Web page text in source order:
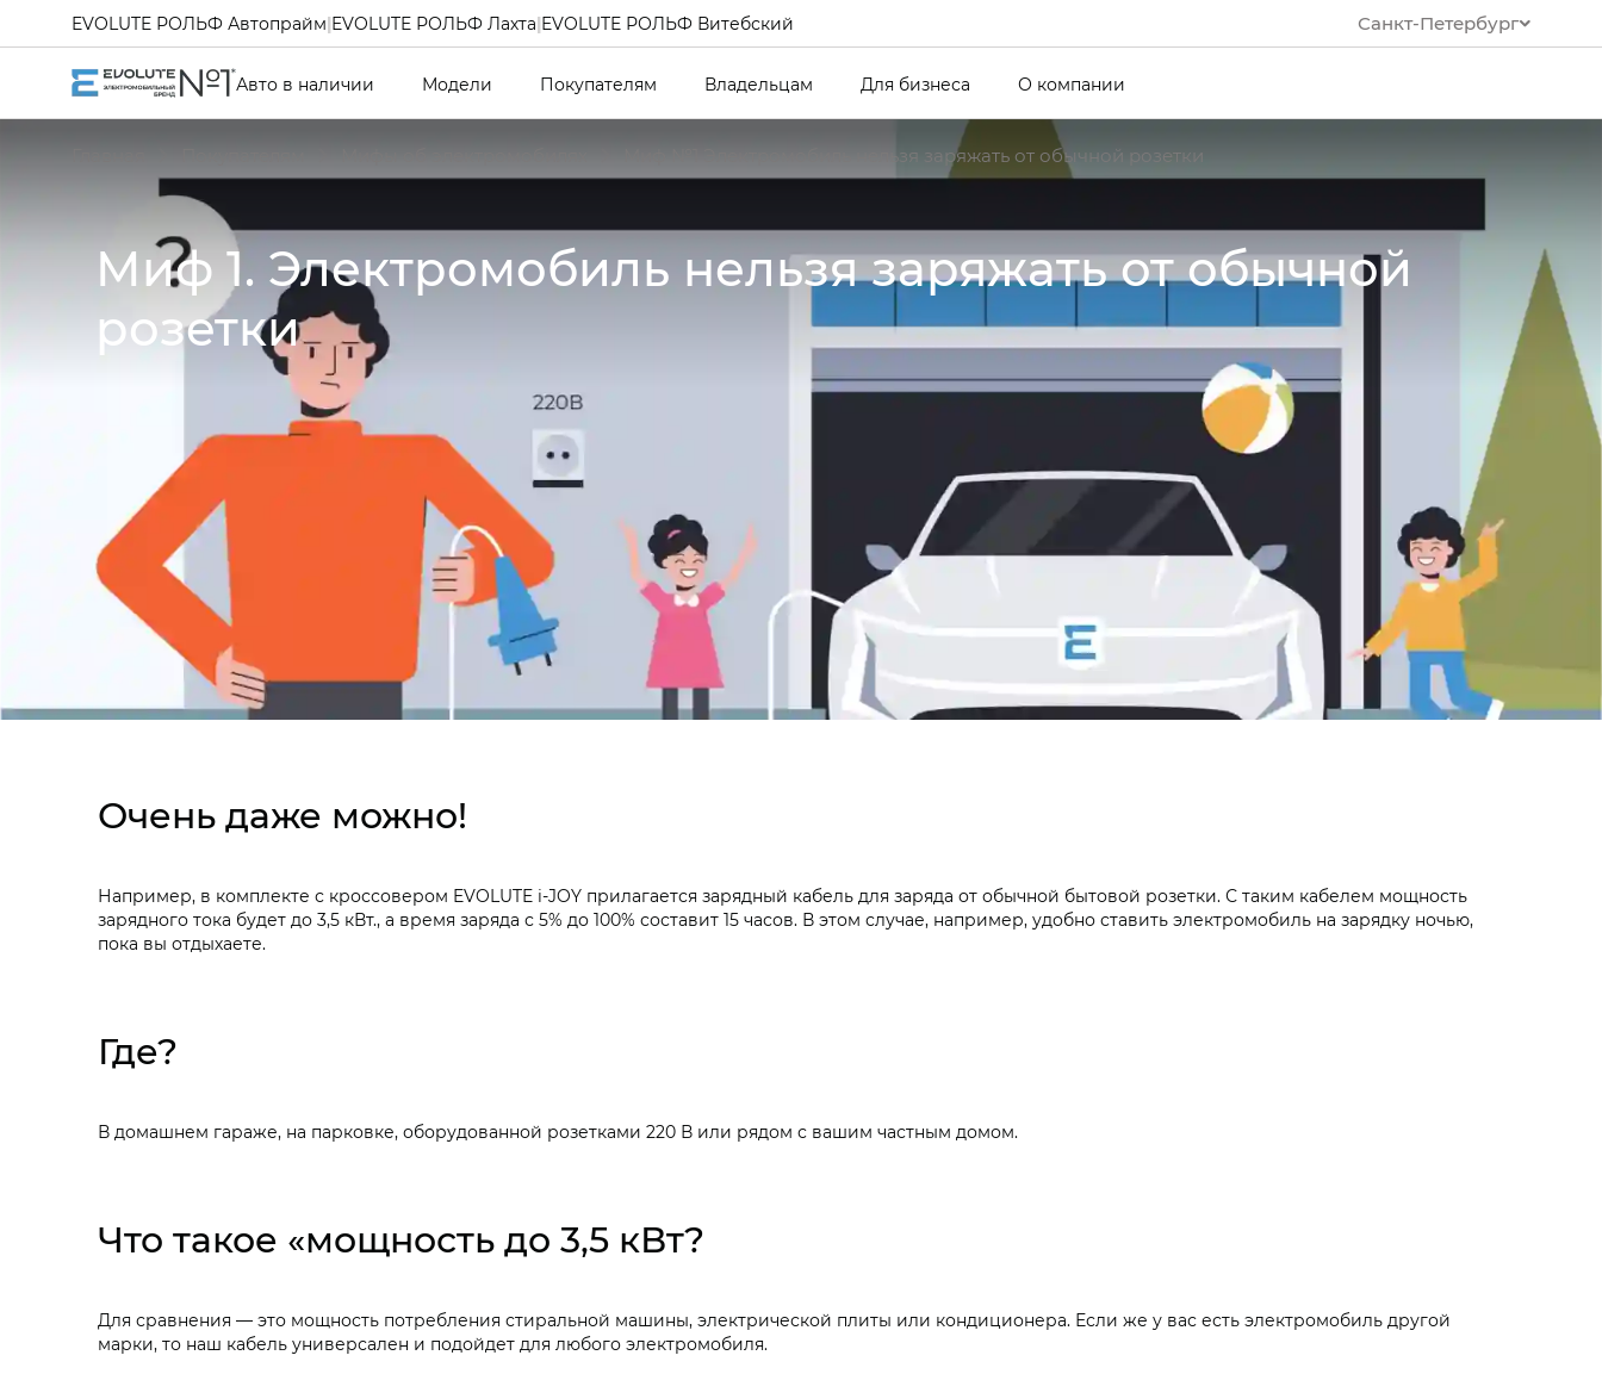
Санкт-Петербург
EVOLUTE РОЛЬФ Автопрайм|EVOLUTE РОЛЬФ Лахта|EVOLUTE РОЛЬФ Витебский
Авто в наличии Модели Покупателям Владельцам Для бизнеса О компании
Миф №1 Электромобиль нельзя заряжать от обычной розетки
Миф 1. Электромобиль нельзя заряжать от обычной
розетки
Очень даже можно!
Например, в комплекте с кроссовером EVOLUTE i‑JOY прилагается зарядный кабель для заряда от обычной бытовой розетки. С таким кабелем мощность
зарядного тока будет до 3,5 кВт., а время заряда с 5% до 100% составит 15 часов. В этом случае, например, удобно ставить электромобиль на зарядку ночью,
пока вы отдыхаете.
Где?
В домашнем гараже, на парковке, оборудованной розетками 220 В или рядом с вашим частным домом.
Что такое «мощность до 3,5 кВт?
Для сравнения — это мощность потребления стиральной машины, электрической плиты или кондиционера. Если же у вас есть электромобиль другой
марки, то наш кабель универсален и подойдет для любого электромобиля.